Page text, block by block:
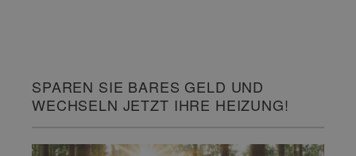
SPAREN SIE BARES GELD UND
WECHSELN JETZT IHRE HEIZUNG!